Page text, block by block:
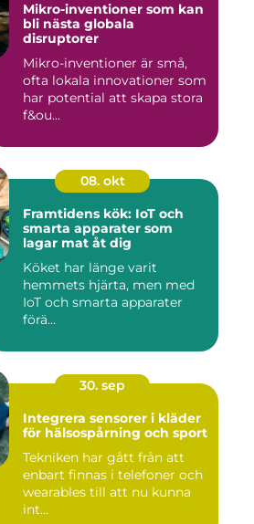
Mikro-inventioner som kan
bli nästa globala
disruptorer
Mikro-inventioner är små,
ofta lokala innovationer som
har potential att skapa stora
f&ou...
08. okt
Framtidens kök: IoT och
smarta apparater som
lagar mat åt dig
Köket har länge varit
hemmets hjärta, men med
IoT och smarta apparater
förä...
30. sep
Integrera sensorer i kläder
för hälsospårning och sport
Tekniken har gått från att
enbart finnas i telefoner och
wearables till att nu kunna
int...